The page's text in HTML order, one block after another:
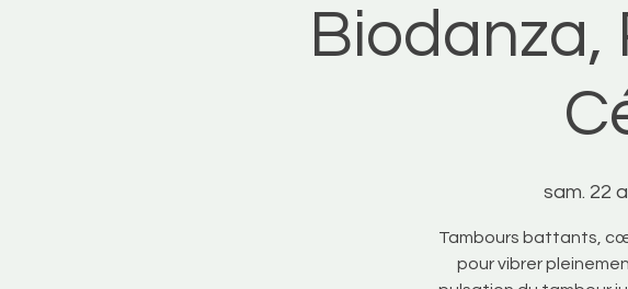
Biodanza,
sam. 22
Tambours battants,
pour vibrer